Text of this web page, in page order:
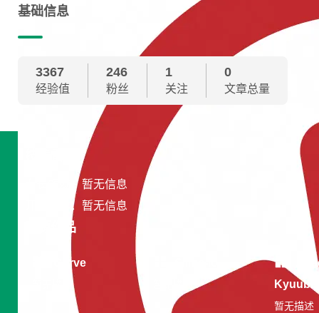
基础信息
3367
经验值
246
粉丝
1
关注
0
文章总量
专长领域：暂无信息
开发平台：暂无信息
开源作品
Curve
Kyuubi
暂无描述